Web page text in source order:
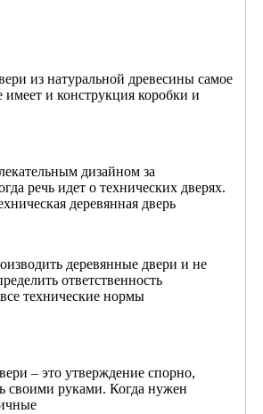
из натуральной древесины самое
и конструкция коробки и
дизайном за
речь идет о технических дверях.
деревянная дверь
деревянные двери и не
ответственность
технические нормы
– это утверждение спорно,
своими руками. Когда нужен